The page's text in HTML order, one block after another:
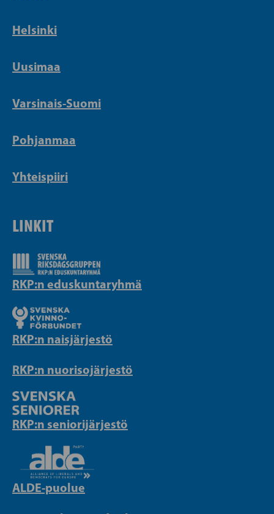
Helsinki
Uusimaa
Varsinais-Suomi
Pohjanmaa
Yhteispiiri
LINKIT
RKP:n eduskuntaryhmä
RKP:n naisjärjestö
RKP:n nuorisojärjestö
RKP:n seniorijärjestö
ALDE-puolue